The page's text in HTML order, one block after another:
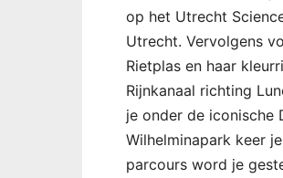
op het Utrecht
Utrecht. Vervolgens
Rietplas en haar
Rijnkanaal richting
je onder de iconische
Wilhelminapark keer
parcours word je